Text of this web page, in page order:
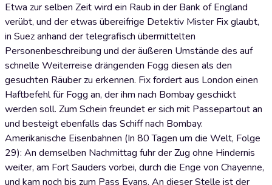
Etwa zur selben Zeit wird ein Raub in der Bank of England
verübt, und der etwas übereifrige Detektiv Mister Fix glaubt,
in Suez anhand der telegrafisch übermittelten
Personenbeschreibung und der äußeren Umstände des auf
schnelle Weiterreise drängenden Fogg diesen als den
gesuchten Räuber zu erkennen. Fix fordert aus London einen
Haftbefehl für Fogg an, der ihm nach Bombay geschickt
werden soll. Zum Schein freundet er sich mit Passepartout an
und besteigt ebenfalls das Schiff nach Bombay.
Amerikanische Eisenbahnen (In 80 Tagen um die Welt, Folge
29): An demselben Nachmittag fuhr der Zug ohne Hindernis
weiter, am Fort Sauders vorbei, durch die Enge von Chayenne,
und kam noch bis zum Pass Evans. An dieser Stelle ist der